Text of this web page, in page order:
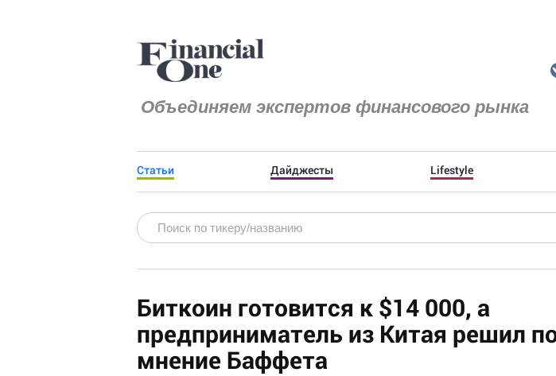
Объединяем экспертов финансового рынка
Статьи Дайджесты Lifestyle
Биткоин готовится к $14 000, а
предприниматель из Китая решил
мнение Баффета